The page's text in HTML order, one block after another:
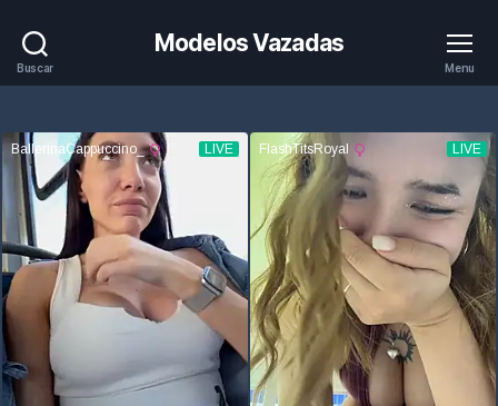
Buscar
Modelos Vazadas
Menu